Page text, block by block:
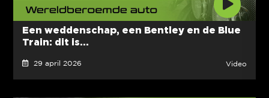
Een weddenschap, een Bentley en de Blue
Train: dit is...
29 april 2026 Video